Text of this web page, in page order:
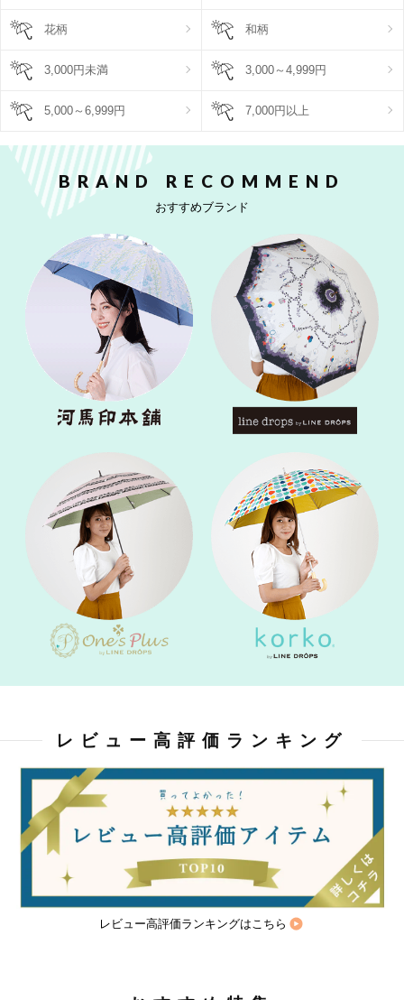
花柄 和柄
3,000円未満 3,000～4,999円
5,000～6,999円 7,000円以上
BRAND RECOMMEND
おすすめブランド
レビュー高評価ランキング
レビュー高評価ランキングはこちら